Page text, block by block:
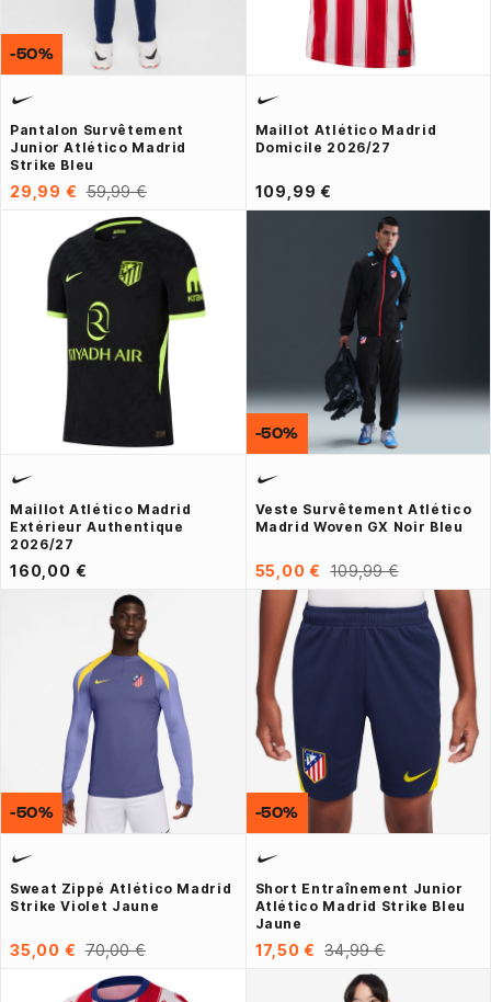
Pantalon Survêtement
Junior Atlético Madrid
Strike Bleu
29,99 € 59,99 €
-50%
Maillot Atlético Madrid
Domicile 2026/27
109,99 €
Maillot Atlético Madrid
Extérieur Authentique
2026/27
160,00 €
Veste Survêtement Atlético
Madrid Woven GX Noir Bleu
55,00 € 109,99 €
-50%
Sweat Zippé Atlético Madrid
Strike Violet Jaune
35,00 € 70,00 €
-50%
Short Entraînement Junior
Atlético Madrid Strike Bleu
Jaune
17,50 € 34,99 €
-50%